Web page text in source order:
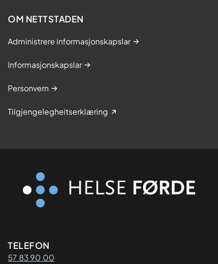
OM NETTSTADEN
Administrere informasjonskapslar
Informasjonskapslar
Personvern
Tilgjengelegheitserklæring
Kontaktinformasjon
TELEFON
57 83 90 00